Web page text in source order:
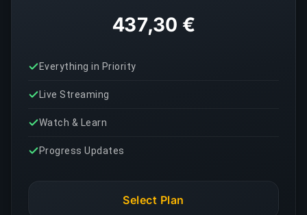
437,30 €
Everything in Priority
Live Streaming
Watch & Learn
Progress Updates
Select Plan